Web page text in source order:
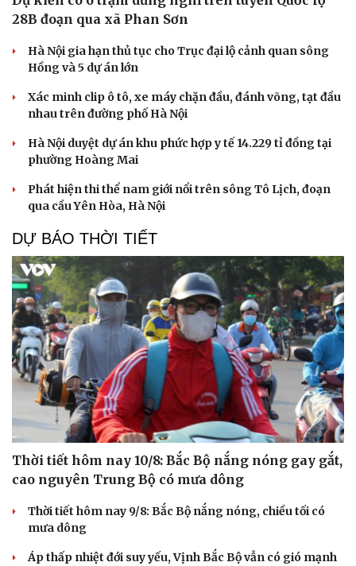
28B đoạn qua xã Phan Sơn
Hà Nội gia hạn thủ tục cho Trục đại lộ cảnh quan sông
Hồng và 5 dự án lớn
Xác minh clip ô tô, xe máy chặn đầu, đánh võng, tạt đầu
nhau trên đường phố Hà Nội
Hà Nội duyệt dự án khu phức hợp y tế 14.229 tỉ đồng tại
phường Hoàng Mai
Phát hiện thi thể nam giới nổi trên sông Tô Lịch, đoạn
qua cầu Yên Hòa, Hà Nội
DỰ BÁO THỜI TIẾT
Thời tiết hôm nay 10/8: Bắc Bộ nắng nóng gay gắt,
cao nguyên Trung Bộ có mưa dông
Thời tiết hôm nay 9/8: Bắc Bộ nắng nóng, chiều tối có
mưa dông
Áp thấp nhiệt đới suy yếu, Vịnh Bắc Bộ vẫn có gió mạnh